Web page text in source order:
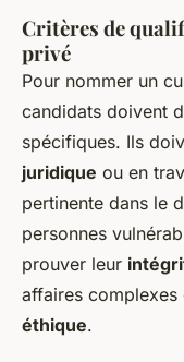
Critères de
privé
Pour nommer un
candidats doivent
spécifiques. Ils
juridique ou en
pertinente dans le
personnes
prouver leur
affaires complexes
éthique.